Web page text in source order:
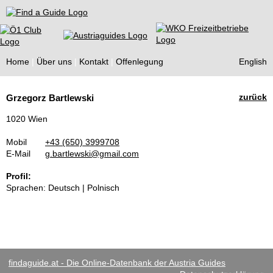
Find a Guide
Home Über uns Kontakt Offenlegung English
Guides
zurück
Grzegorz Bartlewski
1020 Wien
Mobil
+43 (650) 3999708
E-Mail
g.bartlewski@gmail.com
Profil:
Sprachen: Deutsch | Polnisch
findaguide.at - Die Online-Datenbank der Austria Guides